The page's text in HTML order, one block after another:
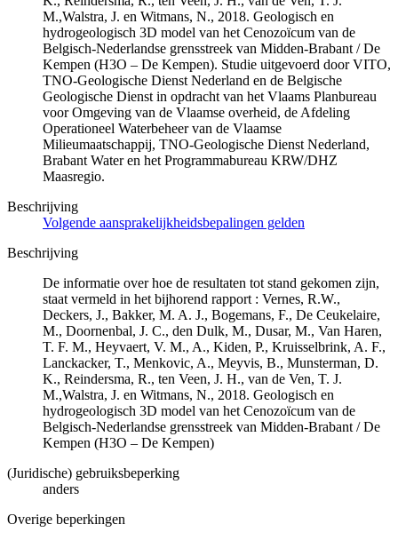
M.,Walstra, J. en Witmans, N., 2018. Geologisch en
hydrogeologisch 3D model van het Cenozoïcum van de
Belgisch-Nederlandse grensstreek van Midden-Brabant / De
Kempen (H3O – De Kempen). Studie uitgevoerd door VITO,
TNO-Geologische Dienst Nederland en de Belgische
Geologische Dienst in opdracht van het Vlaams Planbureau
voor Omgeving van de Vlaamse overheid, de Afdeling
Operationeel Waterbeheer van de Vlaamse
Milieumaatschappij, TNO-Geologische Dienst Nederland,
Brabant Water en het Programmabureau KRW/DHZ
Maasregio.
Beschrijving
Volgende aansprakelijkheidsbepalingen gelden
Beschrijving
De informatie over hoe de resultaten tot stand gekomen zijn,
staat vermeld in het bijhorend rapport : Vernes, R.W.,
Deckers, J., Bakker, M. A. J., Bogemans, F., De Ceukelaire,
M., Doornenbal, J. C., den Dulk, M., Dusar, M., Van Haren,
T. F. M., Heyvaert, V. M., A., Kiden, P., Kruisselbrink, A. F.,
Lanckacker, T., Menkovic, A., Meyvis, B., Munsterman, D.
K., Reindersma, R., ten Veen, J. H., van de Ven, T. J.
M.,Walstra, J. en Witmans, N., 2018. Geologisch en
hydrogeologisch 3D model van het Cenozoïcum van de
Belgisch-Nederlandse grensstreek van Midden-Brabant / De
Kempen (H3O – De Kempen)
(Juridische) gebruiksbeperking
anders
Overige beperkingen